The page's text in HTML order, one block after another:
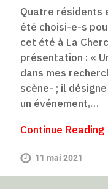
Quatre résidents
été choisi-e-s
cet été à La
présentation : «
dans mes
scène- ; il
un événement,…
Continue
11 mai 2021